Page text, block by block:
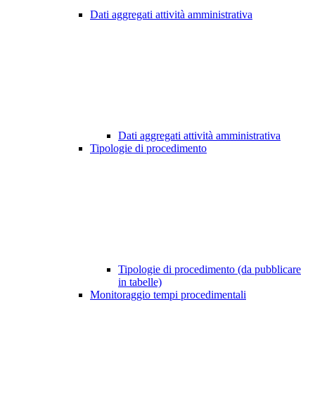
Dati aggregati attività amministrativa
Dati aggregati attività amministrativa
Tipologie di procedimento
Tipologie di procedimento (da pubblicare
in tabelle)
Monitoraggio tempi procedimentali